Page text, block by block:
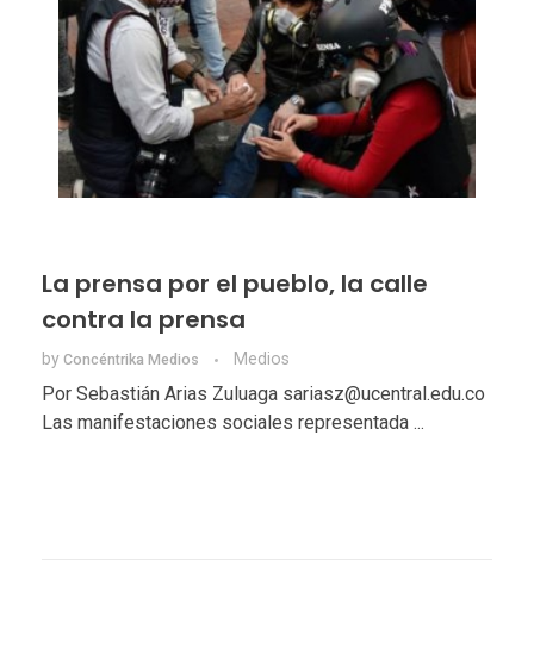
La prensa por el pueblo, la calle
contra la prensa
by Concéntrika Medios Medios
Por Sebastián Arias Zuluaga sariasz@ucentral.edu.co
Las manifestaciones sociales representada ...